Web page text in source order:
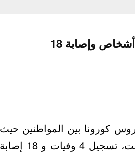
كورونا بين المواطنين حيث
أعلن وزير الصحة سيد حسن كازي زاده هاشمي، اليوم السبت، تسجيل 4 وفيات و 18 إصابة